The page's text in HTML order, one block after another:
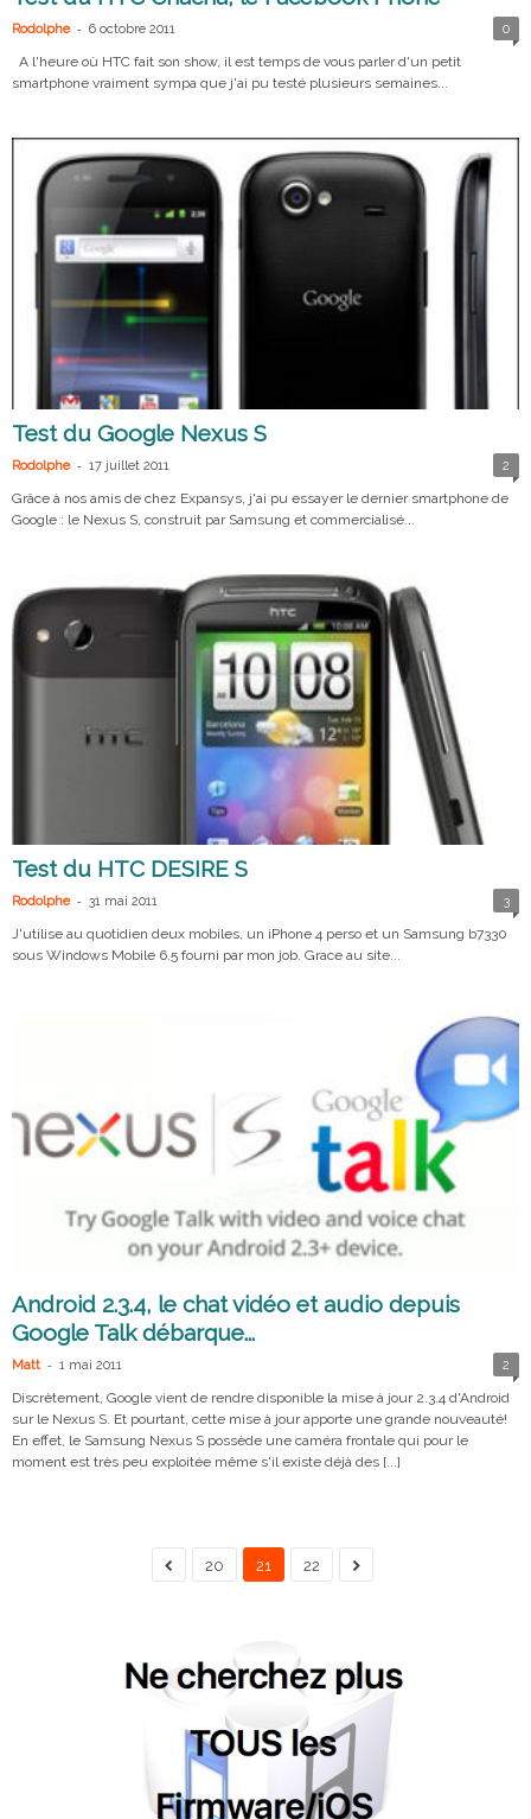
Rodolphe - 6 octobre 2011 0
A l'heure où HTC fait son show, il est temps de vous parler d'un petit
smartphone vraiment sympa que j'ai pu testé plusieurs semaines...
Test du Google Nexus S
Rodolphe - 17 juillet 2011 2
Grâce à nos amis de chez Expansys, j'ai pu essayer le dernier smartphone de
Google : le Nexus S, construit par Samsung et commercialisé...
Test du HTC DESIRE S
Rodolphe - 31 mai 2011 3
J'utilise au quotidien deux mobiles, un iPhone 4 perso et un Samsung b7330
sous Windows Mobile 6.5 fourni par mon job. Grace au site...
Android 2.3.4, le chat vidéo et audio depuis
Google Talk débarque...
Matt - 1 mai 2011 2
Discrètement, Google vient de rendre disponible la mise à jour 2.3.4 d'Android
sur le Nexus S. Et pourtant, cette mise à jour apporte une grande nouveauté!
En effet, le Samsung Nexus S possède une caméra frontale qui pour le
moment est très peu exploitée même s'il existe déjà des [...]
20 21 22